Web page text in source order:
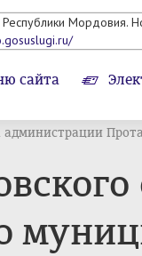
сайта
администрации